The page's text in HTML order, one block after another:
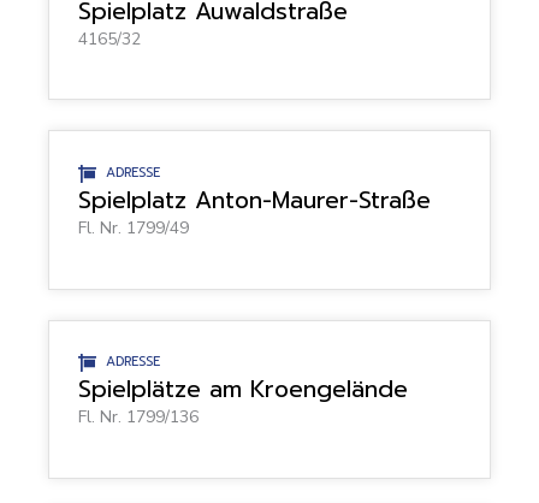
Spielplatz Auwaldstraße
4165/32
ADRESSE
Spielplatz Anton-Maurer-Straße
Fl. Nr. 1799/49
ADRESSE
Spielplätze am Kroengelände
Fl. Nr. 1799/136